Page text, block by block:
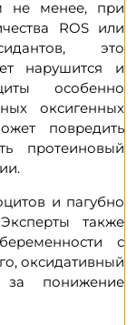
не менее, при
ROS или
это
нарушится и
особенно
оксигенных
повредить
протеиновый
и пагубно
также
с
оксидативный
за понижение